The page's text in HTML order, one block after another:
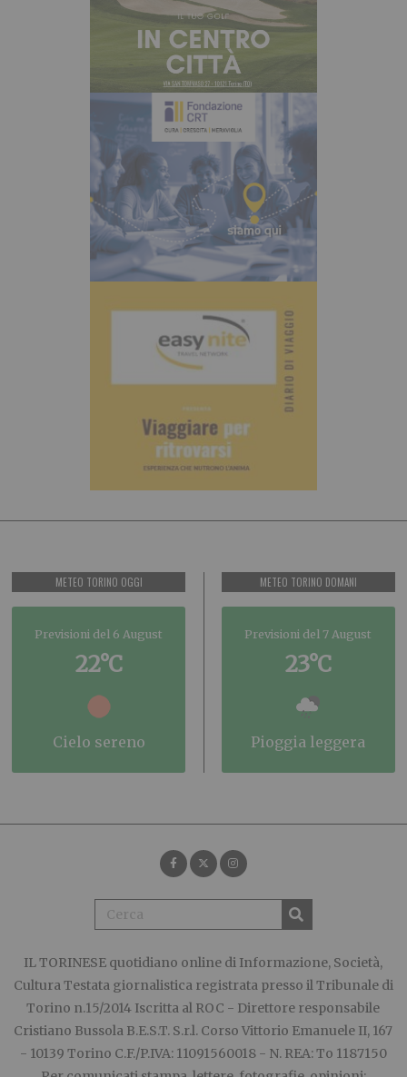
METEO TORINO OGGI
Previsioni del 6 August
22°C
cielo sereno
METEO TORINO DOMANI
Previsioni del 7 August
23°C
pioggia leggera
IL TORINESE quotidiano online di Informazione, Società,
Cultura Testata giornalistica registrata presso il Tribunale di
Torino n.15/2014 Iscritta al ROC - Direttore responsabile
Cristiano Bussola B.E.S.T. S.r.l. Corso Vittorio Emanuele II, 167
- 10139 Torino C.F./P.IVA: 11091560018 - N. REA: To 1187150